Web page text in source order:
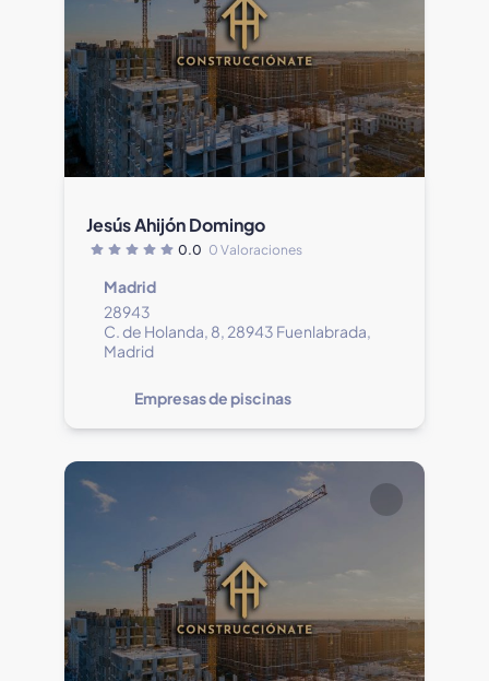
Jesús Ahijón Domingo
0.0 0 Valoraciones
Madrid
28943
C. de Holanda, 8, 28943 Fuenlabrada,
Madrid
Empresas de piscinas